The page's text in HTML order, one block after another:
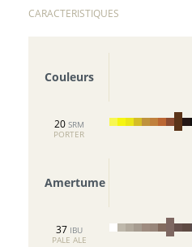
CARACTERISTIQUES
Couleurs
20 SRM
PORTER
Amertume
37 IBU
PALE ALE